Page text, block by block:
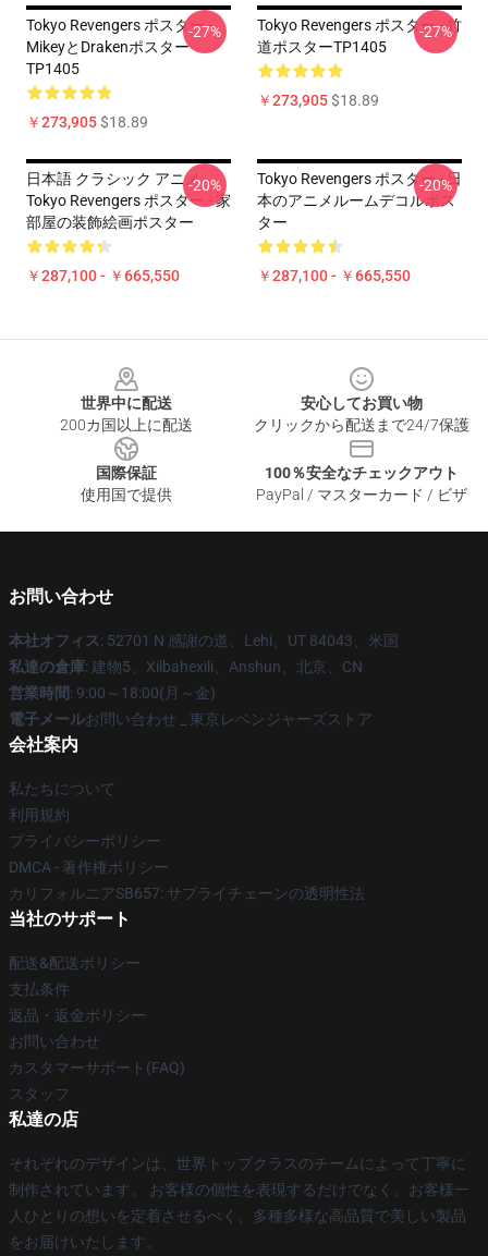
Tokyo Revengers ポスター -
MikeyとDrakenポスター
TP1405
￥273,905$18.89
-27%
Tokyo Revengers ポスター - 竹
道ポスターTP1405
￥273,905$18.89
-27%
日本語 クラシック アニメ
Tokyo Revengers ポスター - 家
部屋の装飾絵画ポスター
￥287,100 - ￥665,550
-20%
Tokyo Revengers ポスター - 日
本のアニメルームデコルポス
ター
￥287,100 - ￥665,550
-20%
世界中に配送
200カ国以上に配送
安心してお買い物
クリックから配送まで24/7保護
国際保証
使用国で提供
100％安全なチェックアウト
PayPal / マスターカード / ビザ
お問い合わせ
本社オフィス: 52701 N 感謝の道、Lehi、UT 84043、米国
私達の倉庫: 建物5、Xilbahexili、Anshun、北京、CN
営業時間: 9:00～18:00(月～金)
電子メールお問い合わせ _ 東京レベンジャーズストア
会社案内
私たちについて
利用規約
プライバシーポリシー
DMCA - 著作権ポリシー
カリフォルニアSB657: サプライチェーンの透明性法
当社のサポート
配送&配送ポリシー
支払条件
返品・返金ポリシー
お問い合わせ
カスタマーサポート(FAQ)
スタッフ
私達の店
それぞれのデザインは、世界トップクラスのチームによって丁寧に
制作されています。 お客様の個性を表現するだけでなく、お客様一
人ひとりの想いを定着させるべく、多種多様な高品質で美しい製品
をお届けいたします。